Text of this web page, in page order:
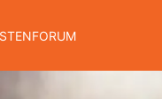
FORUM